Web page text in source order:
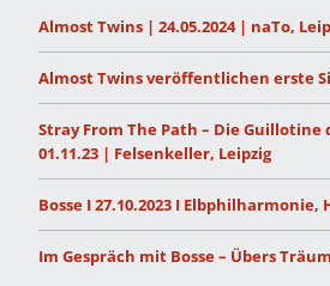
Almost Twins | 24.05.2024 | naTo,
Almost Twins veröffentlichen erste
Stray From The Path – Die Guillotine
01.11.23 | Felsenkeller, Leipzig
Bosse I 27.10.2023 I Elbphilharmonie,
Im Gespräch mit Bosse – Übers